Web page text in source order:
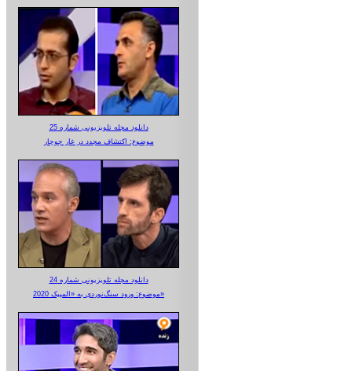
دانلود مجله تلویزیونی شماره 25
موضوع: اکتشاف مجدد در غار جوجار
دانلود مجله تلویزیونی شماره 24
موضوع: ورود سنگ‌نوردی به «المپیک 2020»